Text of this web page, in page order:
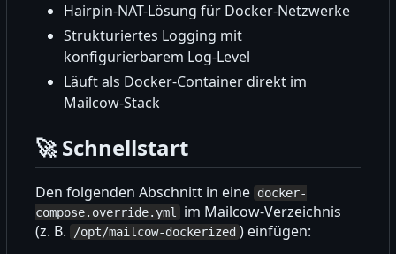
Hairpin-NAT-Lösung für Docker-Netzwerke
Strukturiertes Logging mit
konfigurierbarem Log-Level
Läuft als Docker-Container direkt im
Mailcow-Stack
🚀Schnellstart
Den folgenden Abschnitt in eine docker-
compose.override.yml
im Mailcow-Verzeichnis
(z. B.
/opt/mailcow-dockerized ) einfügen: